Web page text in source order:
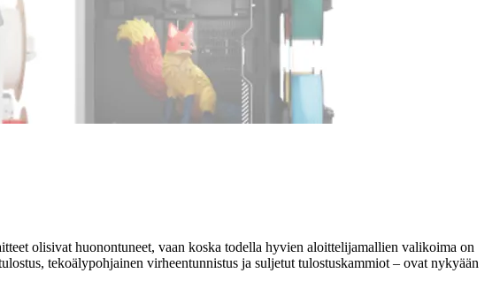
olisivat huonontuneet, vaan koska todella hyvien aloittelijamallien valikoima on
tekoälypohjainen virheentunnistus ja suljetut tulostuskammiot – ovat nykyään